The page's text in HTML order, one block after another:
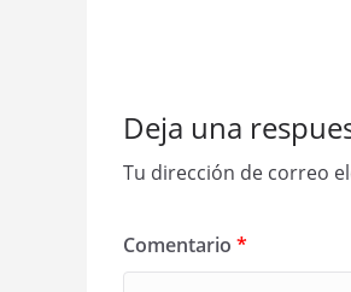
Deja una
Tu dirección de correo
Comentario *